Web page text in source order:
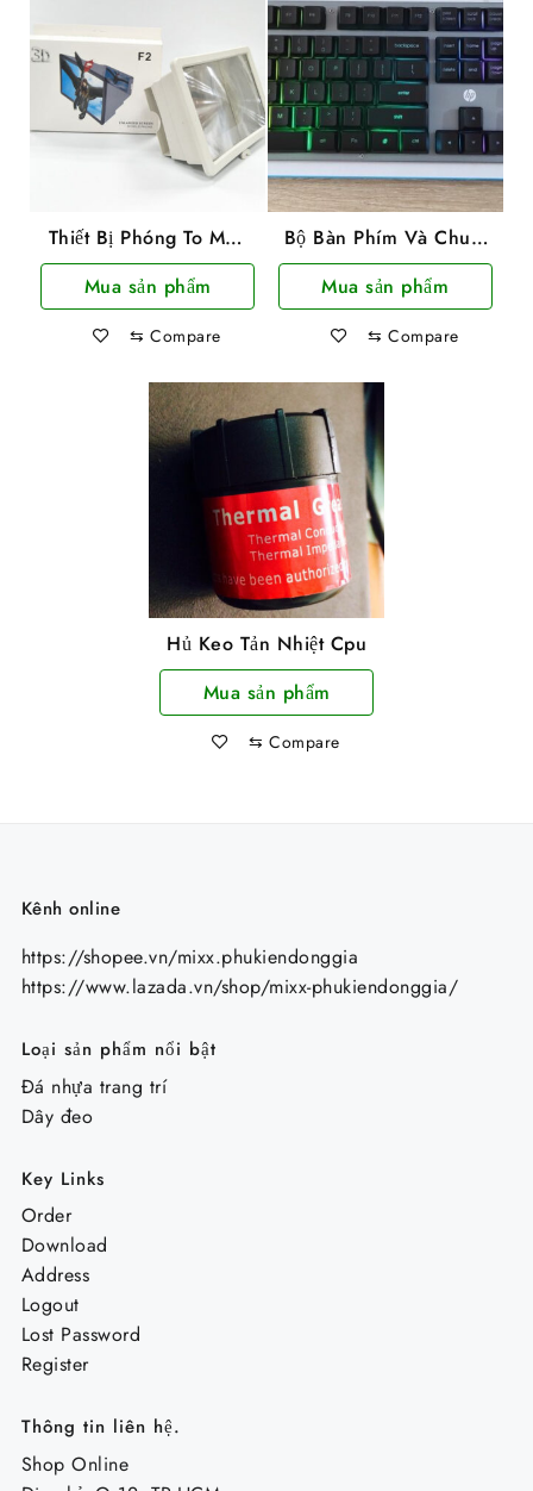
Thiết Bị Phóng To Màn
Hình Cho Điện Thoại
F2
Mua sản phẩm
⇆ Compare
Bộ Bàn Phím Và Chuột
HP Có Dây Chuyên
Game Led 7 Màu
Mua sản phẩm
⇆ Compare
Hủ Keo Tản Nhiệt Cpu
Mua sản phẩm
⇆ Compare
Kênh online
https://shopee.vn/mixx.phukiendonggia
https://www.lazada.vn/shop/mixx-phukiendonggia/
Loại sản phẩm nổi bật
Đá nhựa trang trí
Dây đeo
Key Links
Order
Download
Address
Logout
Lost Password
Register
Thông tin liên hệ.
Shop Online